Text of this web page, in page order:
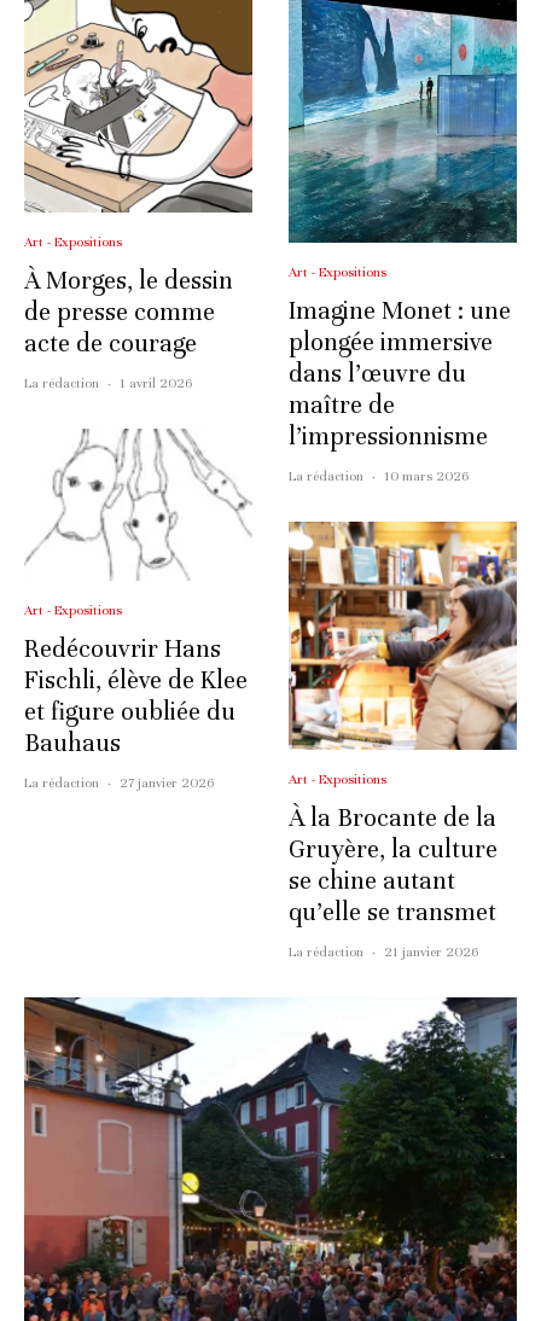
Art - Expositions
À Morges, le dessin
de presse comme
acte de courage
La rédaction · 1 avril 2026
Art - Expositions
Redécouvrir Hans
Fischli, élève de Klee
et figure oubliée du
Bauhaus
La rédaction · 27 janvier 2026
Art - Expositions
Imagine Monet : une
plongée immersive
dans l’œuvre du
maître de
l’impressionnisme
La rédaction · 10 mars 2026
Art - Expositions
À la Brocante de la
Gruyère, la culture
se chine autant
qu’elle se transmet
La rédaction · 21 janvier 2026